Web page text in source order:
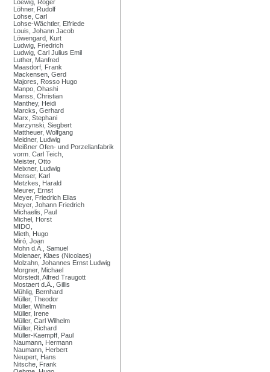
Loewig, Roger
Löhner, Rudolf
Lohse, Carl
Lohse-Wächtler, Elfriede
Louis, Johann Jacob
Löwengard, Kurt
Ludwig, Friedrich
Ludwig, Carl Julius Emil
Luther, Manfred
Maasdorf, Frank
Mackensen, Gerd
Majores, Rosso Hugo
Manpo, Ohashi
Manss, Christian
Manthey, Heidi
Marcks, Gerhard
Marx, Stephani
Marzynski, Siegbert
Mattheuer, Wolfgang
Meidner, Ludwig
Meißner Ofen- und Porzellanfabrik
vorm. Carl Teich,
Meister, Otto
Meixner, Ludwig
Menser, Karl
Metzkes, Harald
Meurer, Ernst
Meyer, Friedrich Elias
Meyer, Johann Friedrich
Michaelis, Paul
Michel, Horst
MIDO,
Mieth, Hugo
Miró, Joan
Mohn d.Ä., Samuel
Molenaer, Klaes (Nicolaes)
Molzahn, Johannes Ernst Ludwig
Morgner, Michael
Mörstedt, Alfred Traugott
Mostaert d.Ä., Gillis
Mühlig, Bernhard
Müller, Theodor
Müller, Wilhelm
Müller, Irene
Müller, Carl Wilhelm
Müller, Richard
Müller-Kaempff, Paul
Naumann, Hermann
Naumann, Herbert
Neupert, Hans
Nitsche, Frank